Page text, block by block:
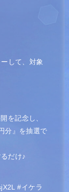
して、対象
を記念し、
分』を抽選で
だけ♪
#イケラ